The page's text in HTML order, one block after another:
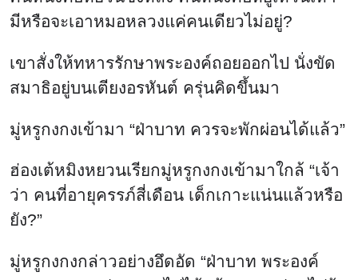
มีหรือจะเอาหมอหลวงแค่คนเดียวไม่อยู่?
เขาสั่งให้ทหารรักษาพระองค์ถอยออกไป นั่งขัด
สมาธิอยู่บนเตียงอรหันต์ ครุ่นคิดขึ้นมา
มู่หรูกงกงเข้ามา “ฝ่าบาท ควรจะพักผ่อนได้แล้ว”
ฮ่องเต้หมิงหยวนเรียกมู่หรูกงกงเข้ามาใกล้ “เจ้า
ว่า คนที่อายุครรภ์สี่เดือน เด็กเกาะแน่นแล้วหรือ
ยัง?”
มู่หรูกงกงกล่าวอย่างอึดอัด “ฝ่าบาท พระองค์